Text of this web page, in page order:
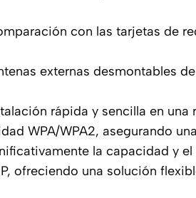
con las tarjetas de
externas desmontables
rápida y sencilla en
WPA/WPA2, asegurando
la capacidad y
ofreciendo una solución